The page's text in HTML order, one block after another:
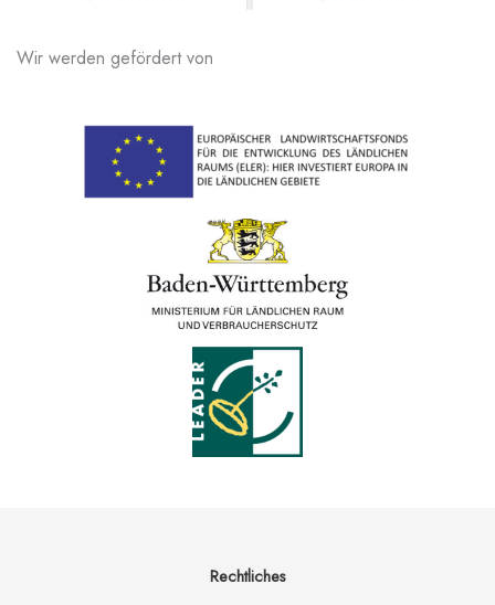
Wir werden gefördert von
Rechtliches